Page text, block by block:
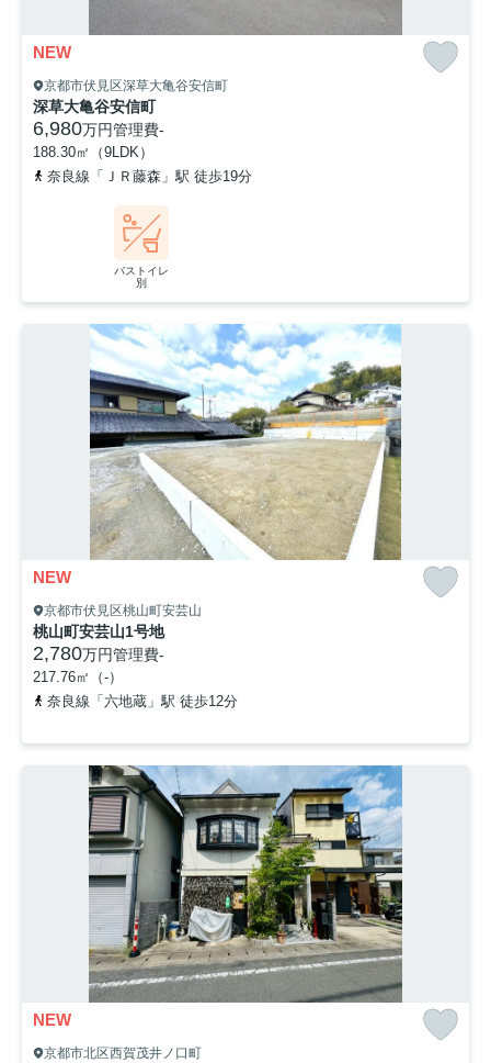
NEW
京都市伏見区深草大亀谷安信町
深草大亀谷安信町
6,980万円管理費-
188.30㎡（9LDK）
奈良線「ＪＲ藤森」駅 徒歩19分
バストイレ
別
NEW
京都市伏見区桃山町安芸山
桃山町安芸山1号地
2,780万円管理費-
217.76㎡（-）
奈良線「六地蔵」駅 徒歩12分
NEW
京都市北区西賀茂井ノ口町